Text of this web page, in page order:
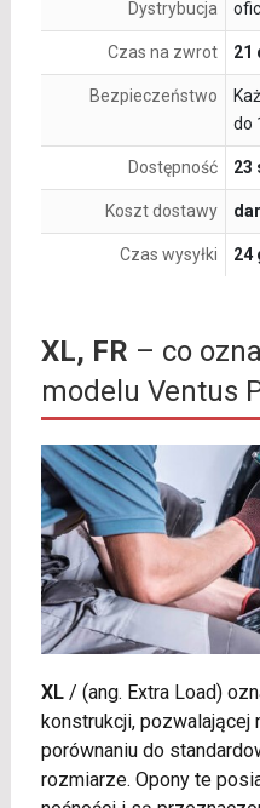
Dystrybucja
Czas na zwrot 21
Bezpieczeństwo
do
Dostępność 23
Koszt dostawy
Czas wysyłki 24
XL, FR – co
modelu Ventus
XL/ (ang. Extra Load)
konstrukcji,
porównaniu do
rozmiarze. Opony te